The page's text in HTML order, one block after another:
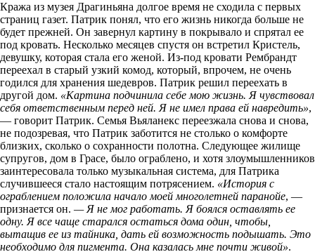
Кража из музея Драгиньяна долгое время не сходила с первых
страниц газет. Патрик понял, что его жизнь никогда больше не
будет прежней. Он завернул картину в покрывало и спрятал ее
под кровать. Несколько месяцев спустя он встретил Кристель,
девушку, которая стала его женой. Из-под кровати Рембрандт
переехал в старый узкий комод, который, впрочем, не очень
годился для хранения шедевров. Патрик решил переехать в
другой дом. «Картина подчинила себе мою жизнь. Я чувствовал
себя ответственным перед ней. Я не имел права ей навредить»,
— говорит Патрик. Семья Вьяланекс переезжала снова и снова,
не подозревая, что Патрик заботится не столько о комфорте
близких, сколько о сохранности полотна. Следующее жилище
супругов, дом в Грасе, было ограблено, и хотя злоумышленников
заинтересовала только музыкальная система, для Патрика
случившееся стало настоящим потрясением. «История с
ограблением положила начало моей многолетней паранойе, —
признается он. — Я не мог работать. Я боялся оставлять ее
одну. Я все чаще старался остаться дома один, чтобы,
вытащив ее из тайника, дать ей возможность подышать. Это
необходимо для пигмента. Она казалась мне почти живой».